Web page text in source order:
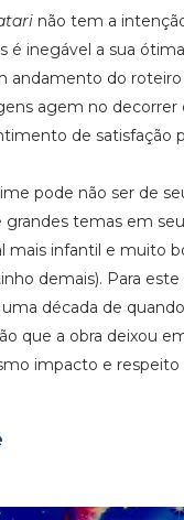
não tem a
é inegável a sua
andamento do
agem no decorrer
de satisfação
pode não ser de
temas em
mais infantil e muito
demais). Para
década de
que a obra deixou
impacto e respeito